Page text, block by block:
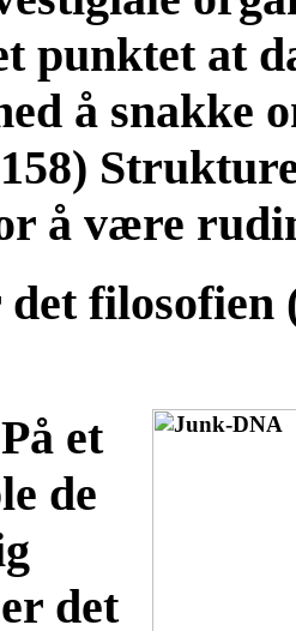
punktet at
å snakke
å være
et
de
det